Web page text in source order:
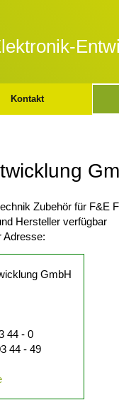
Kontakt
Zubehör für F&E
Hersteller verfügbar
Adresse:
GmbH
44 - 0
44 - 49